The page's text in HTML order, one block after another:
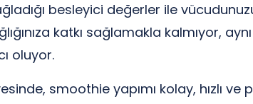
besleyici değerler ile
katkı sağlamakla kalmıyor,
oluyor.
smoothie yapımı kolay, hızlı ve